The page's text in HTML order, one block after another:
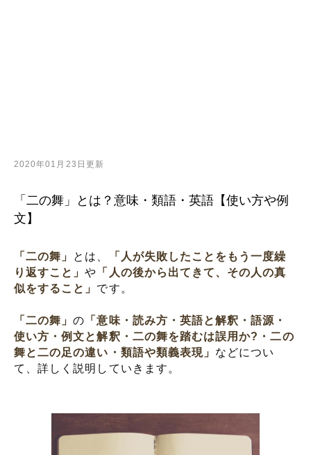
2020年01月23日更新
「二の舞」とは？意味・類語・英語【使い方や例
文】
「二の舞」 とは、
「人が失敗したことをもう一度繰
り返すこと」や 「人の後から出てきて、その人の真
似をすること」 です。
「二の舞」の 「意味・読み方・英語と解釈・語源・
使い方・例文と解釈・二の舞を踏むは誤用か?・二の
舞と二の足の違い・類語や類義表現」 などについ
て、詳しく説明していきます。